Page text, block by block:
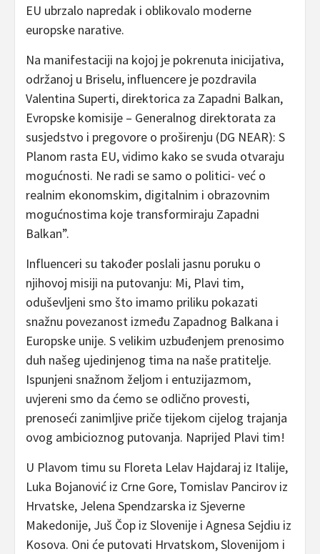
EU ubrzalo napredak i oblikovalo moderne
europske narative.
Na manifestaciji na kojoj je pokrenuta inicijativa,
održanoj u Briselu, influencere je pozdravila
Valentina Superti, direktorica za Zapadni Balkan,
Evropske komisije – Generalnog direktorata za
susjedstvo i pregovore o proširenju (DG NEAR): S
Planom rasta EU, vidimo kako se svuda otvaraju
mogućnosti. Ne radi se samo o politici- već o
realnim ekonomskim, digitalnim i obrazovnim
mogućnostima koje transformiraju Zapadni
Balkan”.
Influenceri su također poslali jasnu poruku o
njihovoj misiji na putovanju: Mi, Plavi tim,
oduševljeni smo što imamo priliku pokazati
snažnu povezanost između Zapadnog Balkana i
Europske unije. S velikim uzbuđenjem prenosimo
duh našeg ujedinjenog tima na naše pratitelje.
Ispunjeni snažnom željom i entuzijazmom,
uvjereni smo da ćemo se odlično provesti,
prenoseći zanimljive priče tijekom cijelog trajanja
ovog ambicioznog putovanja. Naprijed Plavi tim!
U Plavom timu su Floreta Lelav Hajdaraj iz Italije,
Luka Bojanović iz Crne Gore, Tomislav Pancirov iz
Hrvatske, Jelena Spendzarska iz Sjeverne
Makedonije, Juš Čop iz Slovenije i Agnesa Sejdiu iz
Kosova. Oni će putovati Hrvatskom, Slovenijom i